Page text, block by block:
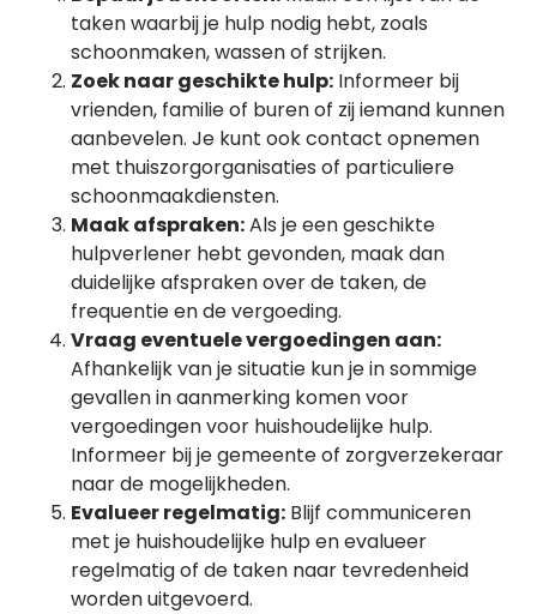
taken waarbij je hulp nodig hebt, zoals
schoonmaken, wassen of strijken.
Zoek naar geschikte hulp: Informeer bij
vrienden, familie of buren of zij iemand kunnen
aanbevelen. Je kunt ook contact opnemen
met thuiszorgorganisaties of particuliere
schoonmaakdiensten.
Maak afspraken:Als je een geschikte
hulpverlener hebt gevonden, maak dan
duidelijke afspraken over de taken, de
frequentie en de vergoeding.
Vraag eventuele vergoedingen aan:
Afhankelijk van je situatie kun je in sommige
gevallen in aanmerking komen voor
vergoedingen voor huishoudelijke hulp.
Informeer bij je gemeente of zorgverzekeraar
naar de mogelijkheden.
Evalueer regelmatig: Blijf communiceren
met je huishoudelijke hulp en evalueer
regelmatig of de taken naar tevredenheid
worden uitgevoerd.